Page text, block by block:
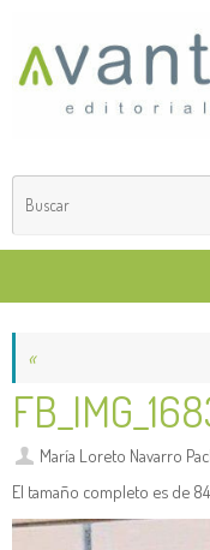
contenido
«
María Loreto Navarro
El tamaño completo es de